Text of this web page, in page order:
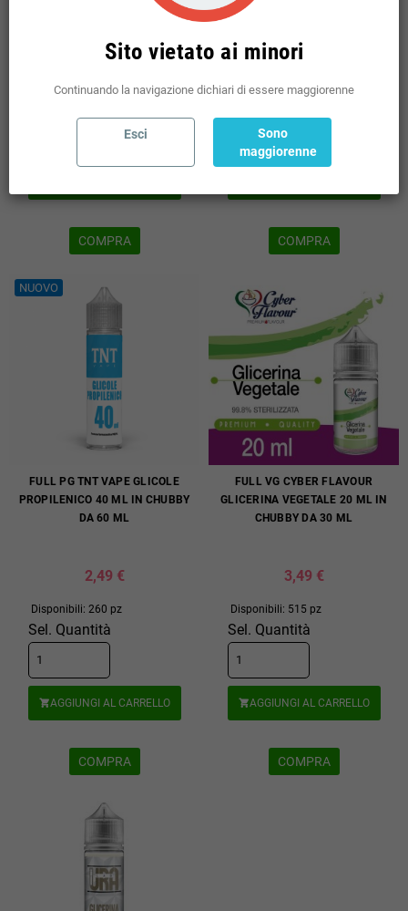
4,99 €
Disponibili: 545 pz
COMPRA
2,49 €
Disponibili: 260 pz
COMPRA
NUOVO
FULL PG TNT VAPE GLICOLE
PROPILENICO 40 ML IN CHUBBY
DA 60 ML
2,49 €
Disponibili: 260 pz
Sel. Quantità
AGGIUNGI AL CARRELLO
COMPRA
FULL VG CYBER FLAVOUR
GLICERINA VEGETALE 20 ML IN
CHUBBY DA 30 ML
3,49 €
Disponibili: 515 pz
Sel. Quantità
AGGIUNGI AL CARRELLO
COMPRA
Sito vietato ai minori
Continuando la navigazione dichiari di essere maggiorenne
Esci
Sono
maggiorenne